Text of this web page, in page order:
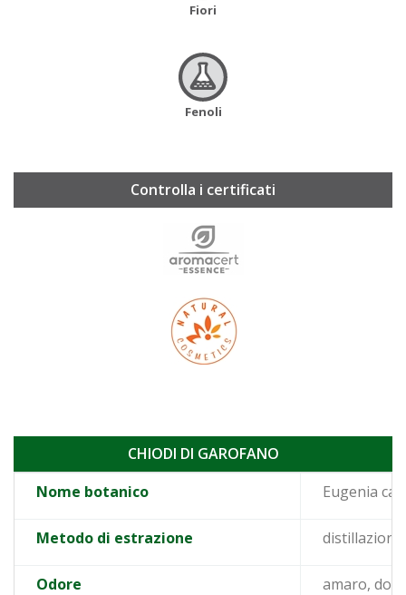
Fiori
Fenoli
Controlla i certificati
CHIODI DI GAROFANO
Nome botanico
Eugenia
Metodo di estrazione
Odore amaro,